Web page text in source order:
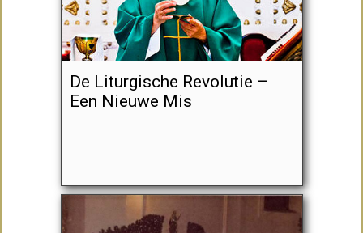
De Liturgische Revolutie –
Een Nieuwe Mis